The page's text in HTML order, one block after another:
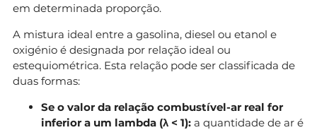
em determinada proporção.
A mistura ideal entre a gasolina, diesel ou etanol e
oxigénio é designada por relação ideal ou
estequiométrica. Esta relação pode ser classificada de
duas formas:
Se o valor da relação combustível-ar real for
inferior a um lambda (λ < 1): a quantidade de ar é